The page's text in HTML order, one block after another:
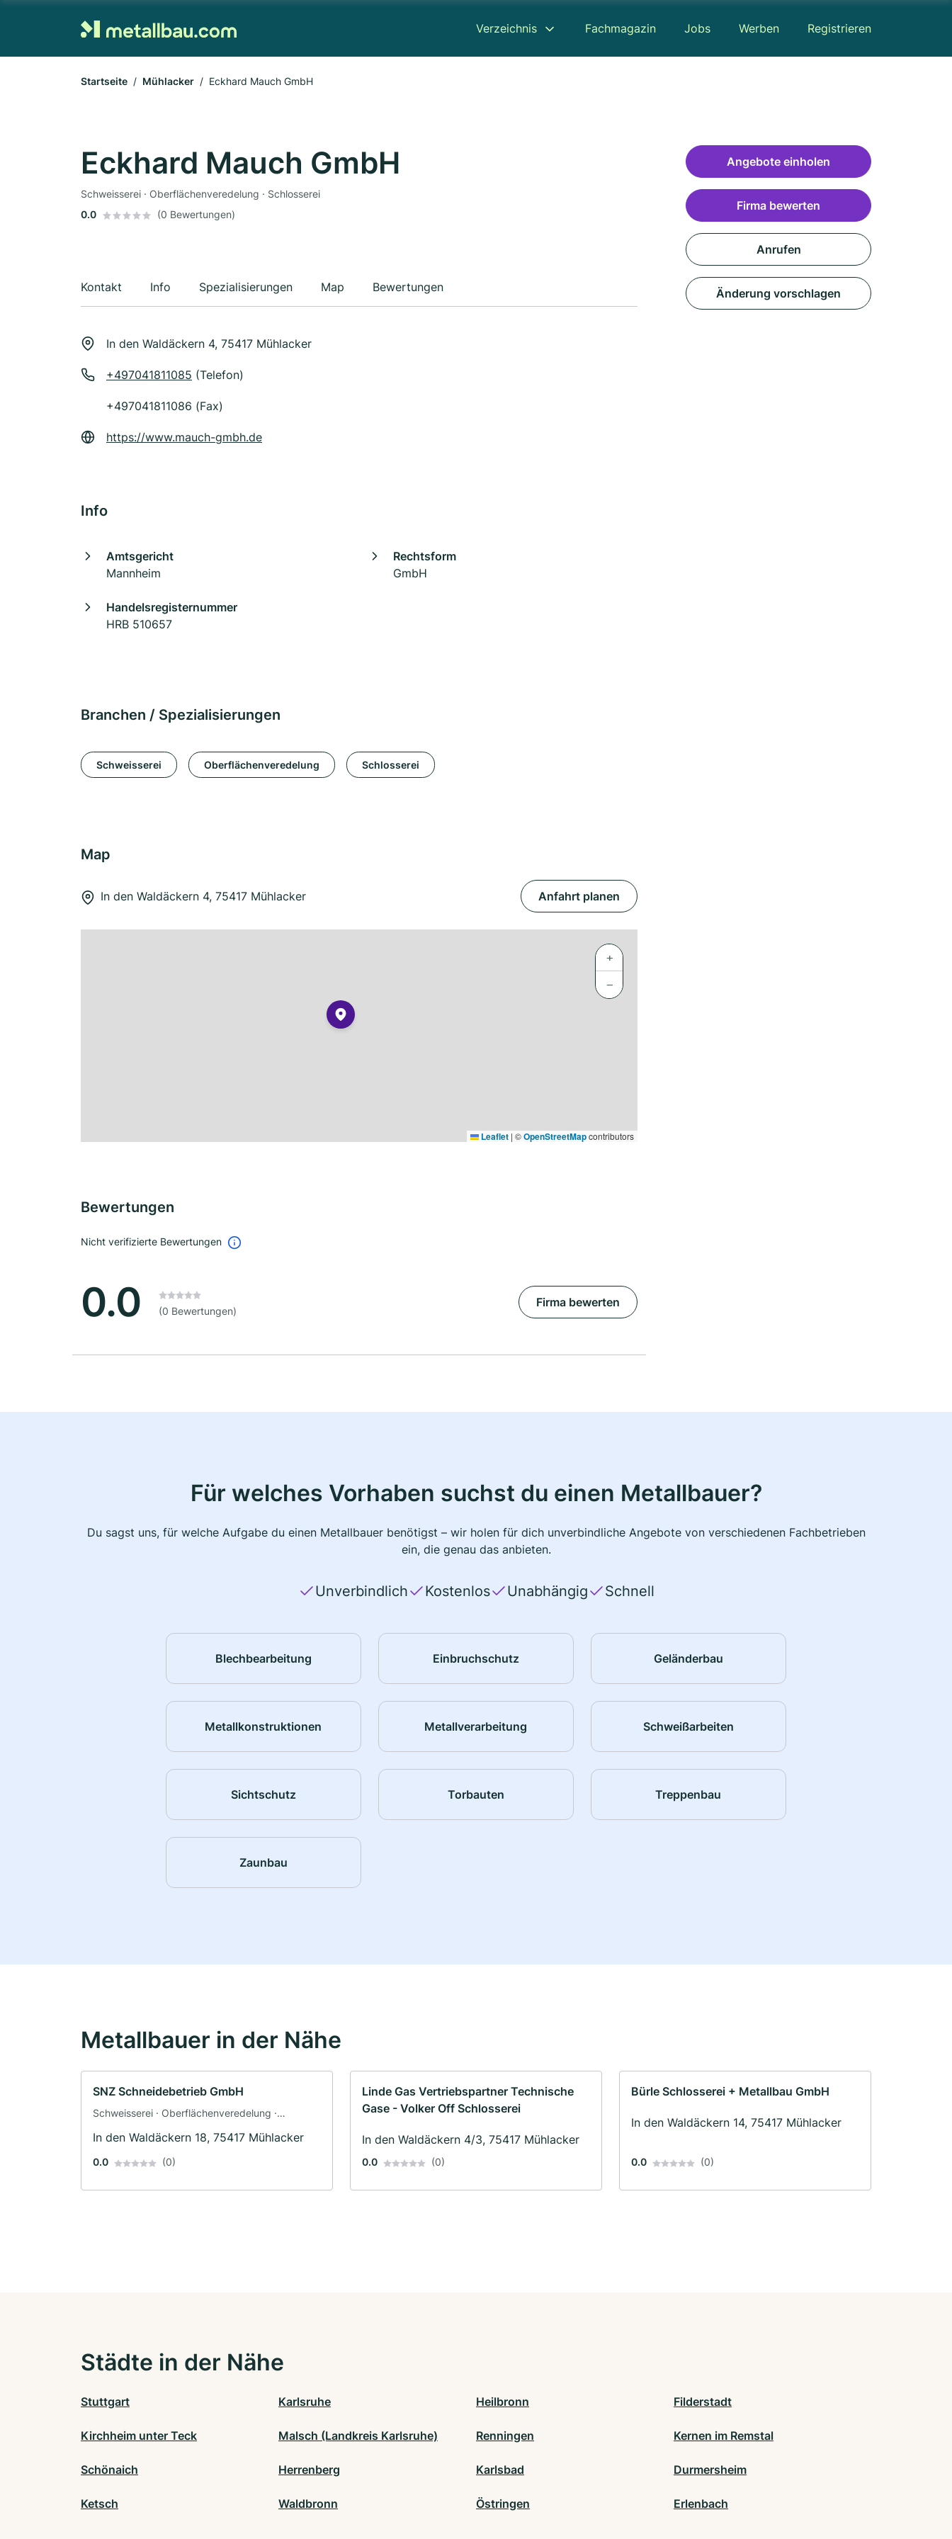
Verzeichnis Fachmagazin Jobs Werben Registrieren
Startseite Mühlacker Eckhard Mauch GmbH
Eckhard Mauch GmbH
Schweisserei · Oberflächenveredelung · Schlosserei
0.0
(0 Bewertungen)
Kontakt Info Spezialisierungen Map Bewertungen
In den Waldäckern 4, 75417 Mühlacker
+497041811085 (Telefon)
+497041811086 (Fax)
https://www.mauch-gmbh.de
Info
Amtsgericht
Mannheim
Rechtsform
GmbH
Handelsregisternummer
HRB 510657
Branchen / Spezialisierungen
Schweisserei Oberflächenveredelung Schlosserei
Map
In den Waldäckern 4, 75417 Mühlacker Anfahrt planen
+
−
Leaflet | ©OpenStreetMapcontributors
Bewertungen
Nicht verifizierte Bewertungen
0.0 (0 Bewertungen)
Firma bewerten
Angebote einholen
Firma bewerten
Anrufen
Änderung vorschlagen
Für welches Vorhaben suchst du einen Metallbauer?
Du sagst uns, für welche Aufgabe du einen Metallbauer benötigst – wir holen für dich unverbindliche Angebote von verschiedenen Fachbetrieben
ein, die genau das anbieten.
Unverbindlich Kostenlos Unabhängig Schnell
Blechbearbeitung Einbruchschutz Geländerbau
Metallkonstruktionen Metallverarbeitung Schweißarbeiten
Sichtschutz Torbauten Treppenbau
Zaunbau
Metallbauer in der Nähe
SNZ Schneidebetrieb GmbH
Schweisserei · Oberflächenveredelung ·
In den Waldäckern 18, 75417 Mühlacker
0.0 (0)
Linde Gas Vertriebspartner Technische
Gase - Volker Off Schlosserei
In den Waldäckern 4/3, 75417 Mühlacker
0.0 (0)
Bürle Schlosserei + Metallbau GmbH
In den Waldäckern 14, 75417 Mühlacker
0.0 (0)
Städte in der Nähe
Stuttgart Karlsruhe Heilbronn Filderstadt
Kirchheim unter Teck Malsch (Landkreis Karlsruhe) Renningen Kernen im Remstal
Schönaich Herrenberg Karlsbad Durmersheim
Ketsch Waldbronn Östringen Erlenbach